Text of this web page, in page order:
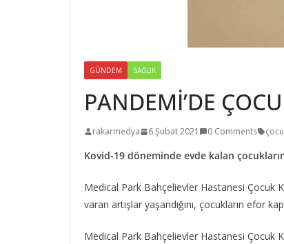
GÜNDEM SAĞLIK
PANDEMİ’DE
rakarmedya 6 Şubat 2021 0 Comments
Kovid-19 döneminde evde kalan
Medical Park Bahçelievler Hastanesi Çocuk
varan artışlar yaşandığını, çocukların efor
Medical Park Bahçelievler Hastanesi Çocuk